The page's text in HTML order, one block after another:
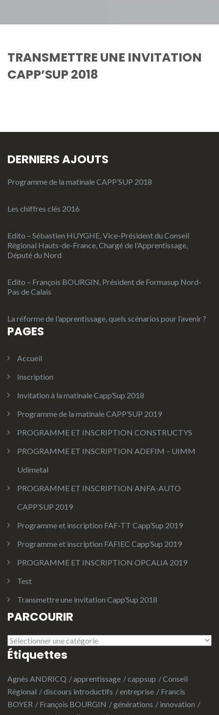
TRANSMETTRE UNE INVITATION
CAPP’SUP 2018
DERNIERS AJOUTS
Programme de la matinale CAPP’SUP 2018
Les chiffres clés 2016
Edito – Sébastien HUYGHE, Vice-Président du Conseil
Régional Hauts-de-France, Chargé de l’Apprentissage,
Député du Nord
Edito – François BOURGIN, Président de Formasup Nord-
Pas de Calais
La réforme de l’apprentissage, quels scénarios pour l’avenir ?
PAGES
Accueil
Inscription
Invitation à la matinale Capp’Sup 2018
Programme de la matinale CAPP’SUP 2019
PROGRAMME ET INSCRIPTION CONSTRUCTYS
PROGRAMME ET INSCRIPTION ADEFIM – UIMM
Udimetal
PROGRAMME ET INSCRIPTION ANFA-AUTO
CAPP’SUP 2019
Programme et inscription FAF-TT Capp’Sup 2019
Programme et inscription FAFIEC Capp’Sup 2019
PROGRAMME ET INSCRIPTION OPCALIA 2019
Test
Transmettre une invitation Capp’Sup 2018
PARCOURIR
PARCOURIR
Étiquettes
Agnès ANDRICQ apprentissage cappsup
Conseil
Régional
discours introductifs entreprise
Francis
BOYER
François BOURGIN générations
innovation